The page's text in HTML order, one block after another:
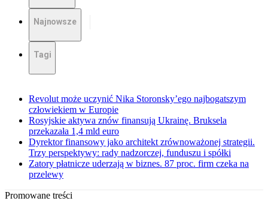
Najnowsze
Tagi
Revolut może uczynić Nika Storonsky’ego najbogatszym
człowiekiem w Europie
Rosyjskie aktywa znów finansują Ukrainę. Bruksela
przekazała 1,4 mld euro
Dyrektor finansowy jako architekt zrównoważonej strategii.
Trzy perspektywy: rady nadzorczej, funduszu i spółki
Zatory płatnicze uderzają w biznes. 87 proc. firm czeka na
przelewy
Promowane treści